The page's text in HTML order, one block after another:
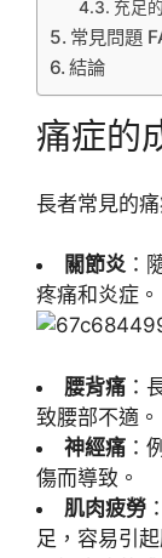
充足
常見問題
結論
痛症的
長者常見的
關節炎 ：
疼痛和炎症。
腰背痛 ：
致腰部不適。
神經痛 ：
傷而導致。
肌肉疲勞
足，容易引